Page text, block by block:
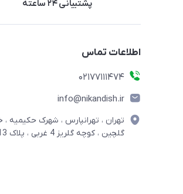
پشتیبانی ۲۴ ساعته
اطلاعات تماس
02177111474
info@nikandish.ir
تهران ، تهرانپارس ، شهرک حکیمیه ،
گلچین ، کوچه گلریز 4 غربی ، پلاک 13